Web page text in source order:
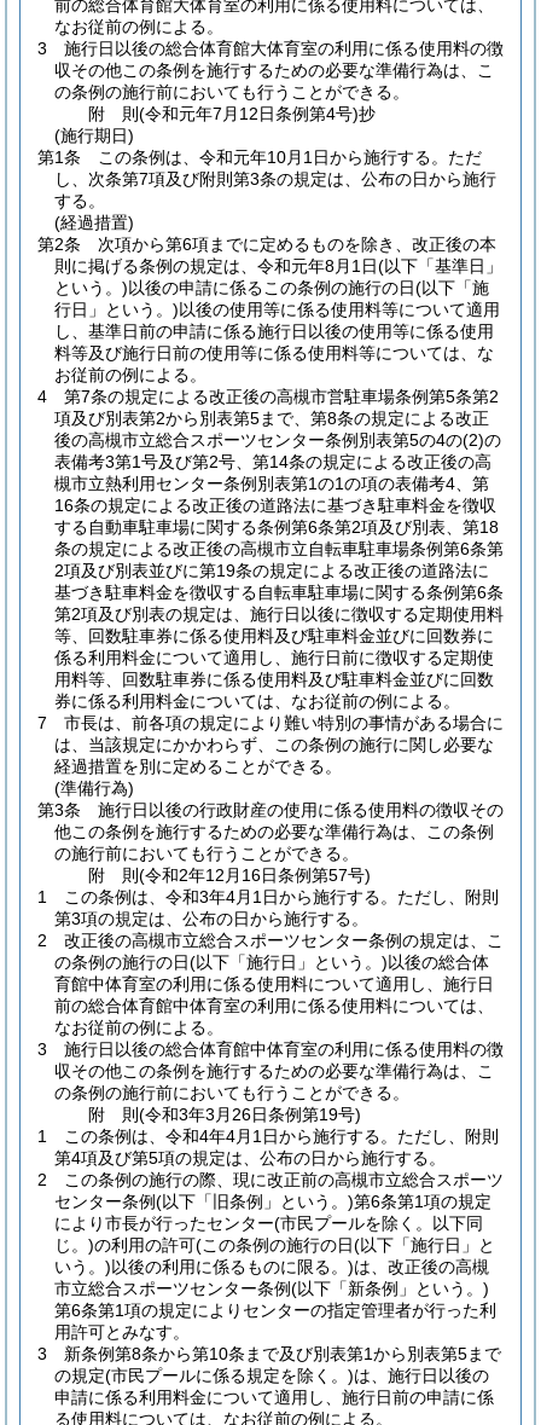
前の総合体育館大体育室の利用に係る使用料については、
なお従前の例による。
3
施行日以後の総合体育館大体育室の利用に係る使用料の徴
収その他この条例を施行するための必要な準備行為は、こ
の条例の施行前においても行うことができる。
附 則(令和元年7月12日条例第4号)抄
(施行期日)
第1条
この条例は、令和元年10月1日から施行する。 ただ
し、次条第7項及び附則第3条の規定は、公布の日から施行
する。
(経過措置)
第2条
次項から第6項までに定めるものを除き、改正後の本
則に掲げる条例の規定は、令和元年8月1日(以下「基準日」
という。)以後の申請に係るこの条例の施行の日(以下「施
行日」という。)以後の使用等に係る使用料等について適用
し、基準日前の申請に係る施行日以後の使用等に係る使用
料等及び施行日前の使用等に係る使用料等については、な
お従前の例による。
4
第7条の規定による改正後の高槻市営駐車場条例第5条第2
項及び別表第2から別表第5まで、第8条の規定による改正
後の高槻市立総合スポーツセンター条例別表第5の4の(2)の
表備考3第1号及び第2号、第14条の規定による改正後の高
槻市立熱利用センター条例別表第1の1の項の表備考4、第
16条の規定による改正後の道路法に基づき駐車料金を徴収
する自動車駐車場に関する条例第6条第2項及び別表、第18
条の規定による改正後の高槻市立自転車駐車場条例第6条第
2項及び別表並びに第19条の規定による改正後の道路法に
基づき駐車料金を徴収する自転車駐車場に関する条例第6条
第2項及び別表の規定は、施行日以後に徴収する定期使用料
等、回数駐車券に係る使用料及び駐車料金並びに回数券に
係る利用料金について適用し、施行日前に徴収する定期使
用料等、回数駐車券に係る使用料及び駐車料金並びに回数
券に係る利用料金については、なお従前の例による。
7
市長は、前各項の規定により難い特別の事情がある場合に
は、当該規定にかかわらず、この条例の施行に関し必要な
経過措置を別に定めることができる。
(準備行為)
第3条
施行日以後の行政財産の使用に係る使用料の徴収その
他この条例を施行するための必要な準備行為は、この条例
の施行前においても行うことができる。
附 則(令和2年12月16日条例第57号)
1
この条例は、令和3年4月1日から施行する。 ただし、附則
第3項の規定は、公布の日から施行する。
2
改正後の高槻市立総合スポーツセンター条例の規定は、こ
の条例の施行の日(以下「施行日」という。)以後の総合体
育館中体育室の利用に係る使用料について適用し、施行日
前の総合体育館中体育室の利用に係る使用料については、
なお従前の例による。
3
施行日以後の総合体育館中体育室の利用に係る使用料の徴
収その他この条例を施行するための必要な準備行為は、こ
の条例の施行前においても行うことができる。
附 則(令和3年3月26日条例第19号)
1
この条例は、令和4年4月1日から施行する。 ただし、附則
第4項及び第5項の規定は、公布の日から施行する。
2
この条例の施行の際、現に改正前の高槻市立総合スポーツ
センター条例(以下「旧条例」という。)第6条第1項の規定
により市長が行ったセンター(市民プールを除く。以下同
じ。)の利用の許可(この条例の施行の日(以下「施行日」と
いう。)以後の利用に係るものに限る。)は、改正後の高槻
市立総合スポーツセンター条例(以下「新条例」という。)
第6条第1項の規定によりセンターの指定管理者が行った利
用許可とみなす。
3
新条例第8条から第10条まで及び別表第1から別表第5まで
の規定(市民プールに係る規定を除く。)は、施行日以後の
申請に係る利用料金について適用し、施行日前の申請に係
る使用料については、なお従前の例による。